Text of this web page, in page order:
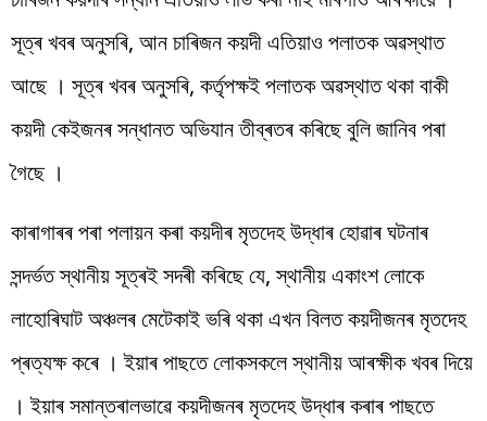
সূত্ৰ খবৰ অনুসৰি, আন চাৰিজন কয়দী এতিয়াও পলাতক অৱস্থাত
আছে । সূত্ৰ খবৰ অনুসৰি, কৰ্তৃপক্ষই পলাতক অৱস্থাত থকা বাকী
কয়দী কেইজনৰ সন্ধানত অভিযান তীব্ৰতৰ কৰিছে বুলি জানিব পৰা
গৈছে ।
কাৰাগাৰৰ পৰা পলায়ন কৰা কয়দীৰ মৃতদেহ উদ্ধাৰ হোৱাৰ ঘটনাৰ
সন্দৰ্ভত স্থানীয় সূত্ৰই সদৰী কৰিছে যে, স্থানীয় একাংশ লোকে
লাহোৰিঘাট অঞ্চলৰ মেটেকাই ভৰি থকা এখন বিলত কয়দীজনৰ মৃতদেহ
প্ৰত্যক্ষ কৰে । ইয়াৰ পাছতে লোকসকলে স্থানীয় আৰক্ষীক খবৰ দিয়ে
। ইয়াৰ সমান্তৰালভাৱে কয়দীজনৰ মৃতদেহ উদ্ধাৰ কৰাৰ পাছতে